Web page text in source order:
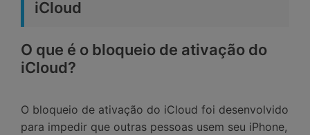
iCloud
O que é o bloqueio de ativação do
iCloud?
O bloqueio de ativação do iCloud foi desenvolvido
para impedir que outras pessoas usem seu iPhone,